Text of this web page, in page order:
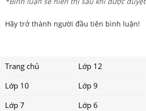
Hãy trở thành người đầu tiên bình luận!
Trang chủ Lớp 12
Lớp 10
Lớp 9
Lớp 7
Lớp 6